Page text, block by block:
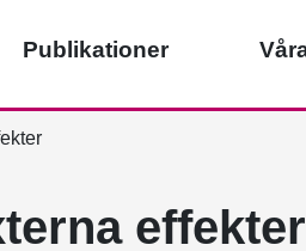
Publikationer
effekter